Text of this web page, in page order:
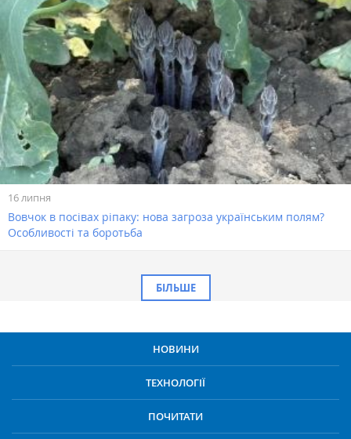
16 липня
Вовчок в посівах ріпаку: нова загроза українським полям?
Особливості та боротьба
БІЛЬШЕ
НОВИНИ
ТЕХНОЛОГІЇ
ПОЧИТАТИ